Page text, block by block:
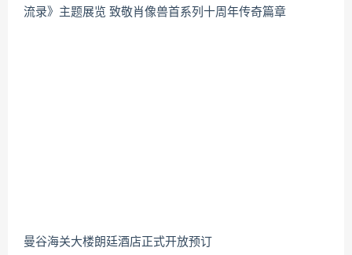
流录》主题展览 致敬肖像兽首系列十周年传奇篇章
曼谷海关大楼朗廷酒店正式开放预订